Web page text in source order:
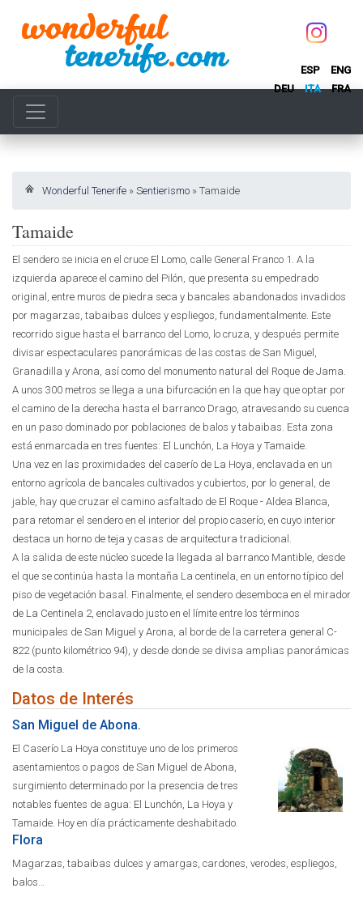
ESP
ENG
DEU
ITA FRA
Wonderful Tenerife » Sentierismo » Tamaide
Tamaide
El sendero se inicia en el cruce El Lomo, calle General Franco 1. A la
izquierda aparece el camino del Pilón, que presenta su empedrado
original, entre muros de piedra seca y bancales abandonados invadidos
por magarzas, tabaibas dulces y espliegos, fundamentalmente. Este
recorrido sigue hasta el barranco del Lomo, lo cruza, y después permite
divisar espectaculares panorámicas de las costas de San Miguel,
Granadilla y Arona, así como del monumento natural del Roque de Jama.
A unos 300 metros se llega a una bifurcación en la que hay que optar por
el camino de la derecha hasta el barranco Drago, atravesando su cuenca
en un paso dominado por poblaciones de balos y tabaibas. Esta zona
está enmarcada en tres fuentes: El Lunchón, La Hoya y Tamaide.
Una vez en las proximidades del caserío de La Hoya, enclavada en un
entorno agrícola de bancales cultivados y cubiertos, por lo general, de
jable, hay que cruzar el camino asfaltado de El Roque - Aldea Blanca,
para retomar el sendero en el interior del propio caserío, en cuyo interior
destaca un horno de teja y casas de arquitectura tradicional.
A la salida de este núcleo sucede la llegada al barranco Mantible, desde
el que se continúa hasta la montaña La centinela, en un entorno típico del
piso de vegetación basal. Finalmente, el sendero desemboca en el mirador
de La Centinela 2, enclavado justo en el límite entre los términos
municipales de San Miguel y Arona, al borde de la carretera general C-
822 (punto kilométrico 94), y desde donde se divisa amplias panorámicas
de la costa.
Datos de Interés
San Miguel de Abona.
El Caserío La Hoya constituye uno de los primeros
asentamientos o pagos de San Miguel de Abona,
surgimiento determinado por la presencia de tres
notables fuentes de agua: El Lunchón, La Hoya y
Tamaide. Hoy en día prácticamente deshabitado.
Flora
Magarzas, tabaibas dulces y amargas, cardones, verodes, espliegos,
balos…